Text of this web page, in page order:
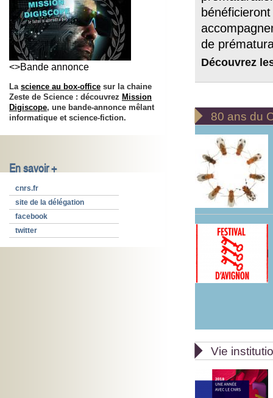
<>Bande annonce
La science au box-office sur la chaine
Zeste de Science : découvrez Mission
Digiscope, une bande-annonce mêlant
informatique et science-fiction.
En savoir +
cnrs.fr
site de la délégation
facebook
twitter
de
Découvrez
 80 ans du
 Vie